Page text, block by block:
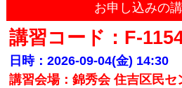
お申し込みの
講習コード：F-
日時：2026-09-04(金) 14:30
講習会場：錦秀会 住吉区民セ